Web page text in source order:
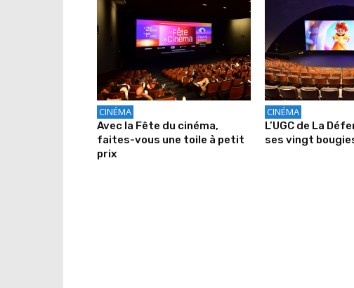
CINÉMA
Avec la Fête du cinéma,
faites-vous une toile à petit
prix
CINÉMA
L’UGC de La
ses vingt